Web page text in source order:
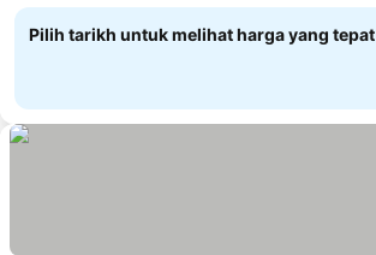
Pilih tarikh untuk melihat harga yang tepat